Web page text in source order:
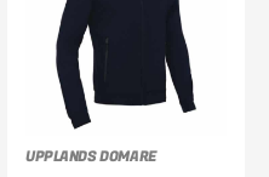
UPPLANDS DOMARE